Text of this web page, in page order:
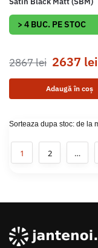
> 4 BUC. PE STOC
2867lei 2637 lei
Adaugă în coș
1 2 …